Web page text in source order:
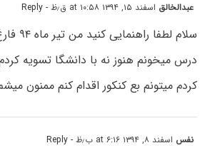
عبدالخالق اسفند ۱۵, ۱۳۹۴ at ۱۰:۵۸ ق٫ظ - Reply
سلام
درس میخونم هنوز نه با دانشگا تسویه
کردم میتونم بع کنکور اقدام کنم ممنون
نفس اسفند ۸, ۱۳۹۴ at ۶:۱۶ ب٫ظ - Reply